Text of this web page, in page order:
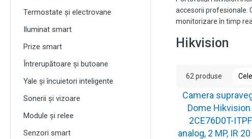
Termostate și electrovane
Iluminat smart
Prize smart
Întrerupătoare și butoane
Yale și încuietori inteligente
Sonerii și vizoare
Module și relee
Senzori smart
accesorii profesionale.
monitorizare în timp
Hikvision
62 produse
noi
Camera
Dome Hikvision
2CE76D0T-
analog, 2 MP, IR